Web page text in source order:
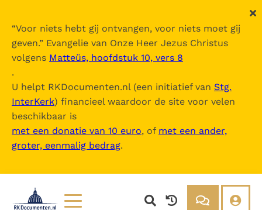
“Voor niets hebt gij ontvangen, voor niets moet gij
geven.” Evangelie van Onze Heer Jezus Christus
volgens Matteüs, hoofdstuk 10, vers 8
.
U helpt RKDocumenten.nl (een initiatief van Stg.
InterKerk) financieel waardoor de site voor velen
beschikbaar is
met een donatie van 10 euro, of met een ander,
groter, eenmalig bedrag.
Nova Vulgata
Inhoudsopgave
uitklappen
- Vetus Testamentum
- Liber Exodus
- Liber Numeri
- Liber Deuteronomii